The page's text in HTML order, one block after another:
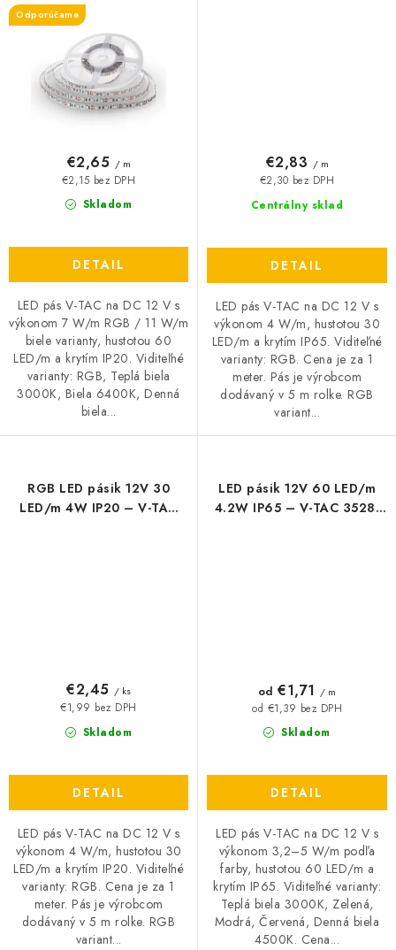
RGB)
Odporúčame
Skladom
€2,15 bez DPH
€2,65 / m
DETAIL
LED pás V-TAC na DC 12 V s
výkonom 7 W/m RGB / 11 W/m
biele varianty, hustotou 60
LED/m a krytím IP20. Viditeľné
varianty: RGB, Teplá biela
3000K, Biela 6400K, Denná
biela...
Centrálny sklad
€2,30 bez DPH
€2,83 / m
DETAIL
LED pás V-TAC na DC 12 V s
výkonom 4 W/m, hustotou 30
LED/m a krytím IP65. Viditeľné
varianty: RGB. Cena je za 1
meter. Pás je výrobcom
dodávaný v 5 m rolke. RGB
variant...
RGB LED pásik 12V 30
LED/m 4W IP20 – V-TAC
Skladom
€1,99 bez DPH
€2,45 / ks
DETAIL
LED pás V-TAC na DC 12 V s
výkonom 4 W/m, hustotou 30
LED/m a krytím IP20. Viditeľné
varianty: RGB. Cena je za 1
meter. Pás je výrobcom
dodávaný v 5 m rolke. RGB
variant...
LED pásik 12V 60 LED/m
4.2W IP65 – V-TAC 3528,
Skladom
od €1,39 bez DPH
od €1,71 / m
DETAIL
LED pás V-TAC na DC 12 V s
výkonom 3,2–5 W/m podľa
farby, hustotou 60 LED/m a
krytím IP65. Viditeľné varianty:
Teplá biela 3000K, Zelená,
Modrá, Červená, Denná biela
4500K. Cena...